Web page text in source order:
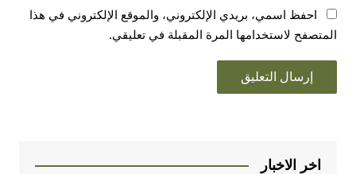
احفظ اسمي، بريدي الإلكتروني، والموقع الإلكتروني في هذا
المتصفح لاستخدامها المرة المقبلة في تعليقي.
اخر الاخبار